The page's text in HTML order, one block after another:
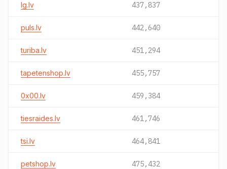
lg.lv 437,837
puls.lv 442,640
turiba.lv 451,294
tapetenshop.lv 455,757
0x00.lv 459,384
tiesraides.lv 461,746
tsi.lv 464,841
petshop.lv 475,432